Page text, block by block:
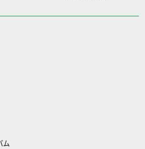
ム